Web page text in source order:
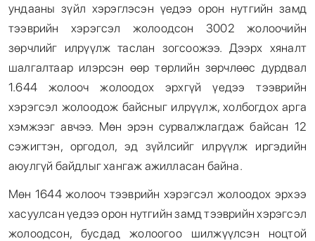
ундааны зүйл хэрэглэсэн үедээ орон нутгийн замд
тээврийн хэрэгсэл жолоодсон 3002 жолоочийн
зөрчлийг илрүүлж таслан зогсоожээ. Дээрх хяналт
шалгалтаар илэрсэн өөр төрлийн зөрчлөөс дурдвал
1.644 жолооч жолоодох эрхгүй үедээ тээврийн
хэрэгсэл жолоодож байсныг илрүүлж, холбогдох арга
хэмжээг авчээ. Мөн эрэн сурвалжлагдаж байсан 12
сэжигтэн, оргодол, эд зүйлсийг илрүүлж иргэдийн
аюулгүй байдлыг хангаж ажилласан байна.
Мөн 1644 жолооч тээврийн хэрэгсэл жолоодох эрхээ
хасуулсан үедээ орон нутгийн замд тээврийн хэрэгсэл
жолоодсон, бусдад жолоогоо шилжүүлсэн ноцтой